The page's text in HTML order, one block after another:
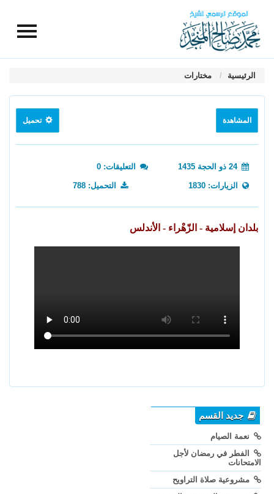
الرئيسية مختارات
المشاهدة تحميل
24 ذو الحجة 1435 التعليقات: 0
الزيارات: 1830 التحميل: 788
بلدان إسلامية - الزّهْراء - الأندلس
جديد القسم
نعمة الصيام
الفطر في رمضان لأجل
الامتحانات
مشروعية صلاة التراويح